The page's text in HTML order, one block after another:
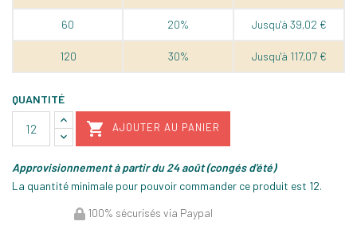
60 20% Jusqu'à 39,02 €
120 30% Jusqu'à 117,07 €
QUANTITÉ
 AJOUTER AU PANIER
Approvisionnement à partir du 24 août (congés d'été)
La quantité minimale pour pouvoir commander ce produit est 12.
100% sécurisés via Paypal